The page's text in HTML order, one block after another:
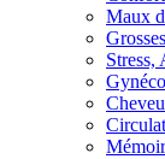
Maux
Stress,